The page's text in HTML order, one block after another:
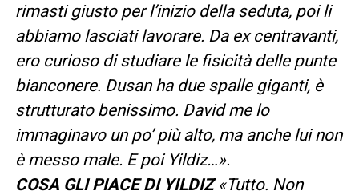
rimasti giusto per l’inizio della seduta, poi li
abbiamo lasciati lavorare. Da ex centravanti,
ero curioso di studiare le fisicità delle punte
bianconere. Dusan ha due spalle giganti, è
strutturato benissimo. David me lo
immaginavo un po’ più alto, ma anche lui non
è messo male. E poi Yildiz…».
COSA GLI PIACE DI YILDIZ«Tutto. Non